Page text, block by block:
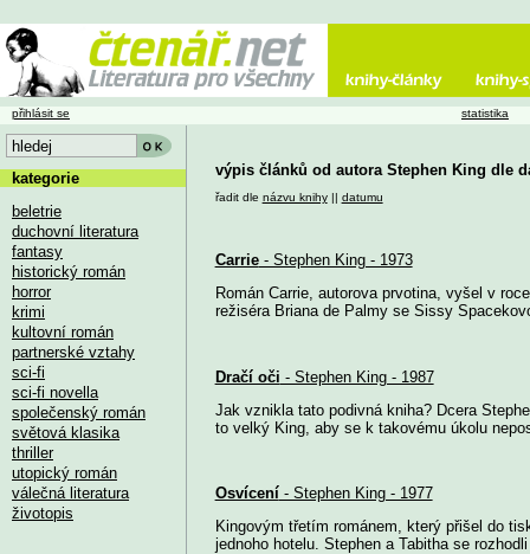
výpis článků od autora Stephen King dle
řadit dle názvu knihy|| datumu
Carrie- Stephen King - 1973
Román Carrie, autorova prvotina, vyšel v
režiséra Briana de Palmy se Sissy
Dračí oči - Stephen King - 1987
Jak vznikla tato podivná kniha? Dcera
to velký King, aby se k takovému úkolu
Osvícení- Stephen King - 1977
Kingovým třetím románem, který přišel do
jednoho hotelu. Stephen a Tabitha se
přihlásit se statistika
kategorie
beletrie
duchovní literatura
fantasy
historický román
horror
krimi
kultovní román
partnerské vztahy
sci-fi
sci-fi novella
společenský román
světová klasika
thriller
utopický román
válečná literatura
životopis